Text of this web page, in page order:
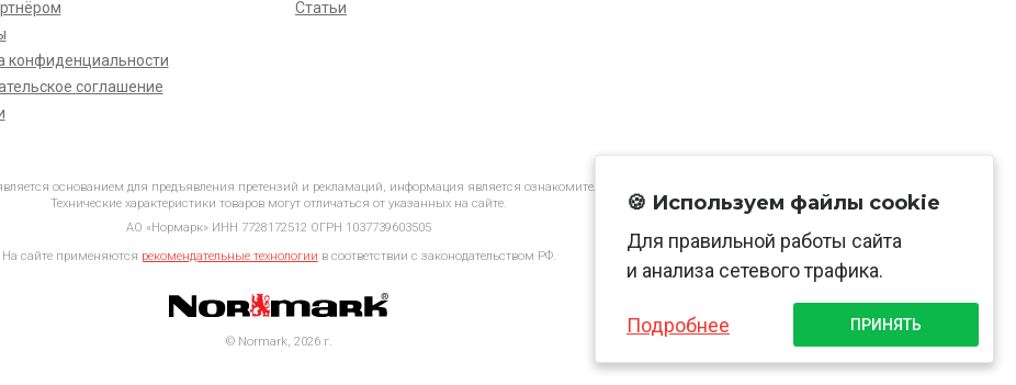
конфиденциальности
соглашение
Статьи
основанием для предъявления претензий и рекламаций, информация является ознакомительной.
Технические характеристики товаров могут отличаться от указанных на сайте.
АО «Нормарк» ИНН 7728172512 ОГРН 1037739603505
На сайте применяются рекомендательные технологии в соответствии с законодательством РФ.
© Normark, 2026 г.
🍪 Используем файлы cookie
Для правильной работы сайта
и анализа сетевого трафика.
Подробнее ПРИНЯТЬ